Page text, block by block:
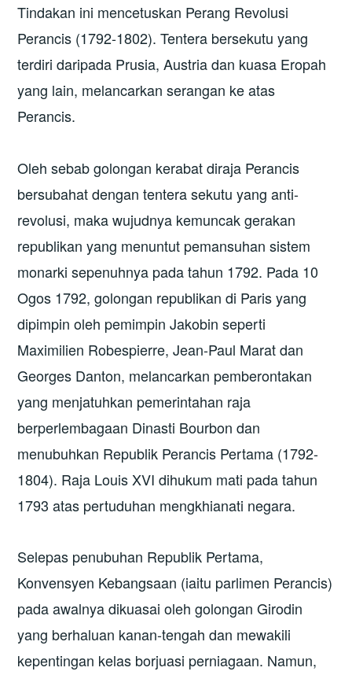
Tindakan ini mencetuskan Perang Revolusi
Perancis (1792-1802). Tentera bersekutu yang
terdiri daripada Prusia, Austria dan kuasa Eropah
yang lain, melancarkan serangan ke atas
Perancis.
Oleh sebab golongan kerabat diraja Perancis
bersubahat dengan tentera sekutu yang anti-
revolusi, maka wujudnya kemuncak gerakan
republikan yang menuntut pemansuhan sistem
monarki sepenuhnya pada tahun 1792. Pada 10
Ogos 1792, golongan republikan di Paris yang
dipimpin oleh pemimpin Jakobin seperti
Maximilien Robespierre, Jean-Paul Marat dan
Georges Danton, melancarkan pemberontakan
yang menjatuhkan pemerintahan raja
berperlembagaan Dinasti Bourbon dan
menubuhkan Republik Perancis Pertama (1792-
1804). Raja Louis XVI dihukum mati pada tahun
1793 atas pertuduhan mengkhianati negara.
Selepas penubuhan Republik Pertama,
Konvensyen Kebangsaan (iaitu parlimen Perancis)
pada awalnya dikuasai oleh golongan Girodin
yang berhaluan kanan-tengah dan mewakili
kepentingan kelas borjuasi perniagaan. Namun,